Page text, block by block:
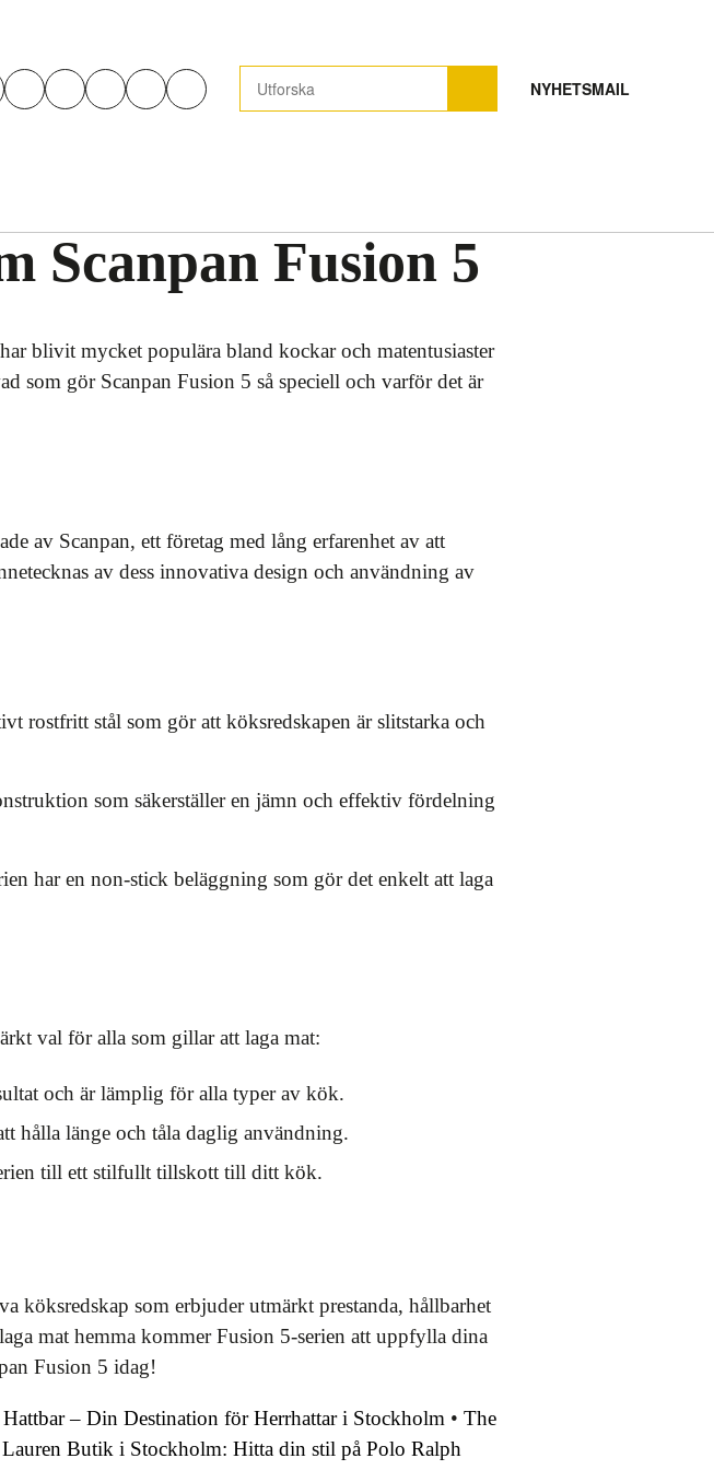
NYHETSMAIL
Scanpan Fusion 5
blivit mycket populära bland kockar och matentusiaster
som gör Scanpan Fusion 5 så speciell och varför det är
av Scanpan, ett företag med lång erfarenhet av att
av dess innovativa design och användning av
rostfritt stål som gör att köksredskapen är slitstarka och
som säkerställer en jämn och effektiv fördelning
har en non-stick beläggning som gör det enkelt att laga
val för alla som gillar att laga mat:
och är lämplig för alla typer av kök.
hålla länge och tåla daglig användning.
till ett stilfullt tillskott till ditt kök.
köksredskap som erbjuder utmärkt prestanda, hållbarhet
mat hemma kommer Fusion 5-serien att uppfylla dina
Fusion 5 idag!
– Din Destination för Herrhattar i Stockholm • The
Butik i Stockholm: Hitta din stil på Polo Ralph